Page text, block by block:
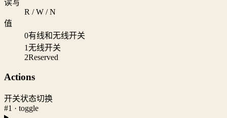
读写
R / W / N
值
0有线和无线开关
1无线开关
2Reserved
Actions
开关状态切换
#1 · toggle